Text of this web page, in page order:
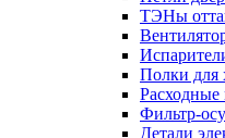
ТЭНы
Полки для
Расходные
Фильтр-
Детали